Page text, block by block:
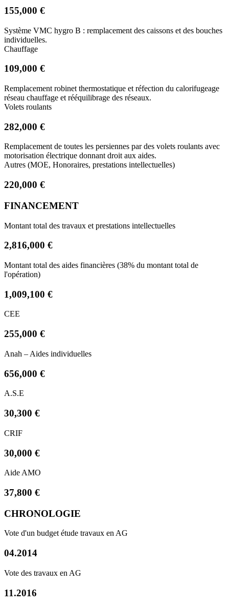
155,000 €
Système VMC hygro B : remplacement des caissons et des bouches
individuelles.
Chauffage
109,000 €
Remplacement robinet thermostatique et réfection du calorifugeage
réseau chauffage et rééquilibrage des réseaux.
Volets roulants
282,000 €
Remplacement de toutes les persiennes par des volets roulants avec
motorisation électrique donnant droit aux aides.
Autres (MOE, Honoraires, prestations intellectuelles)
220,000 €
FINANCEMENT
Montant total des travaux et prestations intellectuelles
2,816,000 €
Montant total des aides financières (38% du montant total de
l'opération)
1,009,100 €
CEE
255,000 €
Anah – Aides individuelles
656,000 €
A.S.E
30,300 €
CRIF
30,000 €
Aide AMO
37,800 €
CHRONOLOGIE
Vote d'un budget étude travaux en AG
04.2014
Vote des travaux en AG
11.2016